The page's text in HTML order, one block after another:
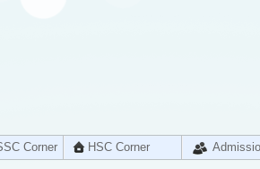
Corner HSC Corner